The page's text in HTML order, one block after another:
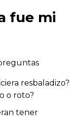
fue mi
resbaladizo?
o roto?
tener